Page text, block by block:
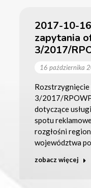
2017-10-
zapytania
3/2017/
16 października
3/2017/
dotyczące
spotu
rozgłośni
województwa
zobacz więcej